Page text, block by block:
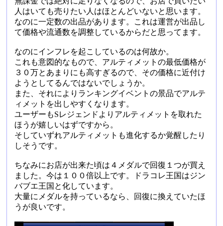
人はいても売りたい人はほとんどいないと思います。
なのに一定数の出品があります。これは運営が出品し
て価格や流通数を調整しているからだと思ってます。
なのにインフレを起こしているのは何故か。
これも意図的なもので、アルティメットの最低価格が
３０万とあまりにも高すぎるので、その価格に近付け
ようとしてるんではないでしょうか。
また、それによりランキングイベントの景品でアルテ
ィメットを出しやすくなります。
ユーザーもSレジェンドよりアルティメットを取れた
ほうが嬉しいはずですから。
そしていずれアルティメットも進化するか覚醒したり
しそうです。
ちなみにお店が出来た頃は４メダルで回復１つが買え
ました。今は１００倍以上です。ドラコレ王国はジン
バブエ王国と化しています。
大量にメダルを持っているなら、回復に換えていたほ
うが良いです。